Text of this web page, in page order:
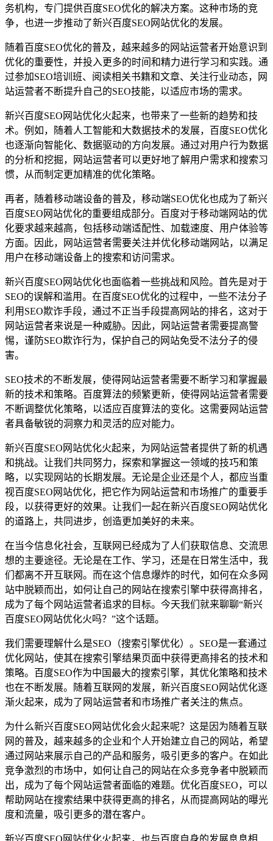
务机构，专门提供百度SEO优化的解决方案。这种市场的竞
争，也进一步推动了新兴百度SEO网站优化的发展。
随着百度SEO优化的普及，越来越多的网站运营者开始意识到
优化的重要性，并投入更多的时间和精力进行学习和实践。通
过参加SEO培训班、阅读相关书籍和文章、关注行业动态，网
站运营者不断提升自己的SEO技能，以适应市场的需求。
新兴百度SEO网站优化火起来，也带来了一些新的趋势和技
术。例如，随着人工智能和大数据技术的发展，百度SEO优化
也逐渐向智能化、数据驱动的方向发展。通过对用户行为数据
的分析和挖掘，网站运营者可以更好地了解用户需求和搜索习
惯，从而制定更加精准的优化策略。
再者，随着移动端设备的普及，移动端SEO优化也成为了新兴
百度SEO网站优化的重要组成部分。百度对于移动端网站的优
化要求越来越高，包括移动端适配性、加载速度、用户体验等
方面。因此，网站运营者需要关注并优化移动端网站，以满足
用户在移动端设备上的搜索和访问需求。
新兴百度SEO网站优化也面临着一些挑战和风险。首先是对于
SEO的误解和滥用。在百度SEO优化的过程中，一些不法分子
利用SEO欺诈手段，通过不正当手段提高网站的排名，这对于
网站运营者来说是一种威胁。因此，网站运营者需要提高警
惕，谨防SEO欺诈行为，保护自己的网站免受不法分子的侵
害。
SEO技术的不断发展，使得网站运营者需要不断学习和掌握最
新的技术和策略。百度算法的频繁更新，使得网站运营者需要
不断调整优化策略，以适应百度算法的变化。这需要网站运营
者具备敏锐的洞察力和灵活的应对能力。
新兴百度SEO网站优化火起来，为网站运营者提供了新的机遇
和挑战。让我们共同努力，探索和掌握这一领域的技巧和策
略，以实现网站的长期发展。无论是企业还是个人，都应当重
视百度SEO网站优化，把它作为网站运营和市场推广的重要手
段，以获得更好的效果。让我们一起在新兴百度SEO网站优化
的道路上，共同进步，创造更加美好的未来。
在当今信息化社会，互联网已经成为了人们获取信息、交流思
想的主要途径。无论是在工作、学习，还是在日常生活中，我
们都离不开互联网。而在这个信息爆炸的时代，如何在众多网
站中脱颖而出，如何让自己的网站在搜索引擎中获得高排名，
成为了每个网站运营者追求的目标。今天我们就来聊聊“新兴
百度SEO网站优化火吗？”这个话题。
我们需要理解什么是SEO（搜索引擎优化）。SEO是一套通过
优化网站，使其在搜索引擎结果页面中获得更高排名的技术和
策略。百度SEO作为中国最大的搜索引擎，其优化策略和技术
也在不断发展。随着互联网的发展，新兴百度SEO网站优化逐
渐火起来，成为了网站运营者和市场推广者关注的焦点。
为什么新兴百度SEO网站优化会火起来呢？这是因为随着互联
网的普及，越来越多的企业和个人开始建立自己的网站，希望
通过网站来展示自己的产品和服务，吸引更多的客户。在如此
竞争激烈的市场中，如何让自己的网站在众多竞争者中脱颖而
出，成为了每个网站运营者面临的难题。优化百度SEO，可以
帮助网站在搜索结果中获得更高的排名，从而提高网站的曝光
度和流量，吸引更多的潜在客户。